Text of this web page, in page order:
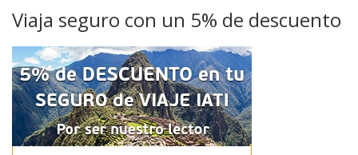
Viaja seguro con un 5% de descuento